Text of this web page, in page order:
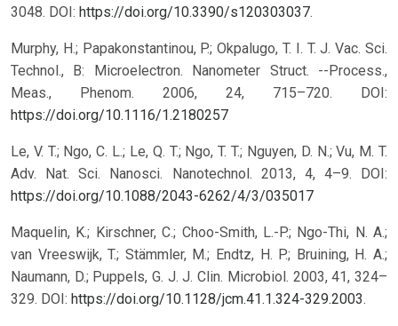
3048. DOI: https://doi.org/10.3390/s120303037.
Murphy, H.; Papakonstantinou, P.; Okpalugo, T. I. T. J. Vac. Sci.
Technol., B: Microelectron. Nanometer Struct. --Process.,
Meas., Phenom. 2006, 24, 715–720.
DOI:
https://doi.org/10.1116/1.2180257
Le, V. T.; Ngo, C. L.; Le, Q. T.; Ngo, T. T.; Nguyen, D. N.; Vu, M. T.
Adv. Nat. Sci. Nanosci. Nanotechnol. 2013, 4, 4–9.
DOI:
https://doi.org/10.1088/2043-6262/4/3/035017
Maquelin, K.; Kirschner, C.; Choo-Smith, L.-P.; Ngo-Thi, N. A.;
van Vreeswijk, T.; Stämmler, M.; Endtz, H. P.; Bruining, H. A.;
Naumann, D.; Puppels, G. J. J. Clin. Microbiol. 2003, 41, 324–
329. DOI: https://doi.org/10.1128/jcm.41.1.324-329.2003.